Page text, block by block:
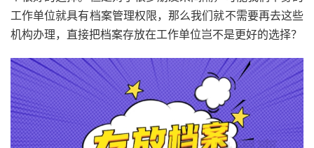
工作单位就具有档案管理权限，那么我们就不需要再去这些
机构办理，直接把档案存放在工作单位岂不是更好的选择？